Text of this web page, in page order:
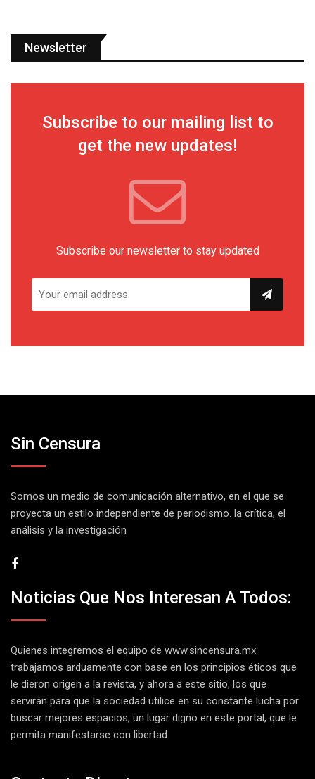
Newsletter
Subscribe to our mailing list to
get the new updates!
Subscribe our newsletter to stay updated
Sin Censura
Somos un medio de comunicación alternativo, en el que se
proyecta un estilo independiente de periodismo. la crítica, el
análisis y la investigación
Noticias Que Nos Interesan A Todos:
Quienes integremos el equipo de www.sincensura.mx
trabajamos arduamente con base en los principios éticos que
le dieron origen a la revista, y ahora a este sitio, los que
servirán para que la sociedad utilice en su constante lucha por
buscar mejores espacios, un lugar digno en este portal, que le
permita manifestarse con libertad.